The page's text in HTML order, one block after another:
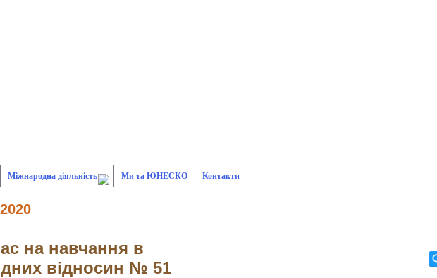
Міжнародна діяльність Ми та ЮНЕСКО Контакти
на навчання в
відносин № 51